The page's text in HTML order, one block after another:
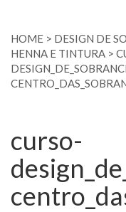
HOME > DESIGN DE
HENNA E TINTURA >
curso-